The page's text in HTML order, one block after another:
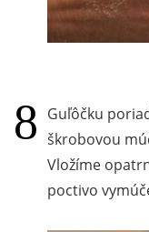
Guľôčku
škrobovou
Vložíme
poctivo